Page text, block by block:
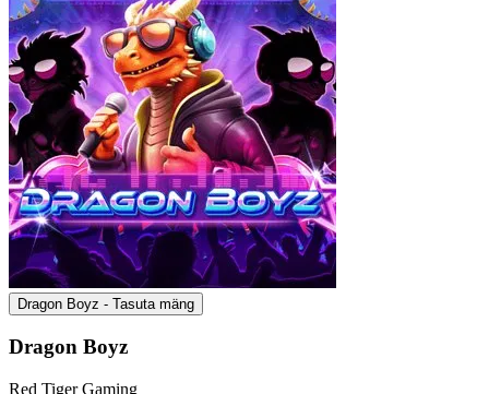
Dragon Boyz - Tasuta mäng
Dragon Boyz
Red Tiger Gaming